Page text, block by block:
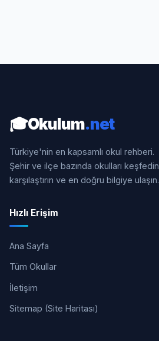
🎓Okulum.net
Türkiye'nin en kapsamlı okul rehberi.
Şehir ve ilçe bazında okulları keşfedin,
karşılaştırın ve en doğru bilgiye ulaşın.
Hızlı Erişim
Ana Sayfa
Tüm Okullar
İletişim
Sitemap (Site Haritası)